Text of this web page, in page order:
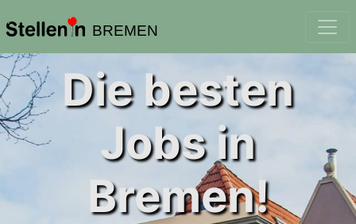
BREMEN
Die besten
Jobs in
Bremen!